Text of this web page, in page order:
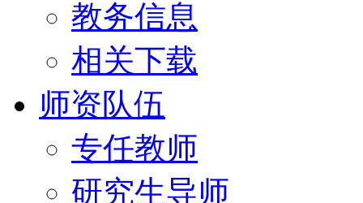
教务信息
相关下载
师资队伍
专任教师
研究生导师